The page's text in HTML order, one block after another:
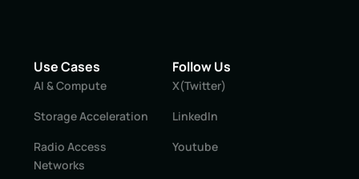
Use Cases
AI & Compute
Storage Acceleration
Radio Access
Networks
Follow Us
X(Twitter)
LinkedIn
Youtube